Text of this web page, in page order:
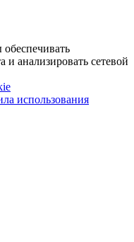
и анализировать сетевой
использования